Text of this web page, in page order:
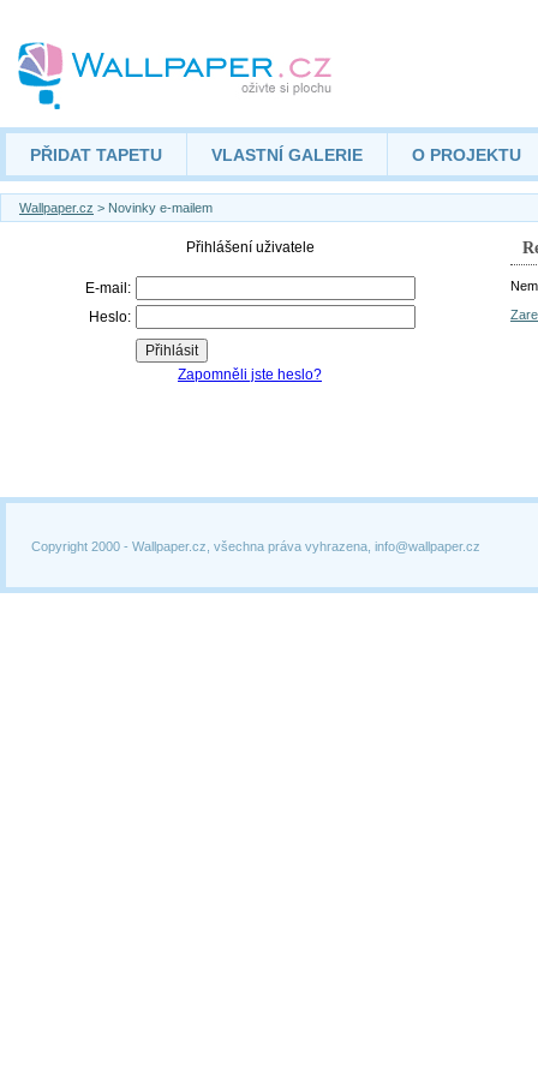
PŘIDAT TAPETU VLASTNÍ GALERIE O PROJEKTU
Wallpaper.cz > Novinky e-mailem
Copyright 2000 - Wallpaper.cz, všechna práva vyhrazena, info@wallpaper.cz